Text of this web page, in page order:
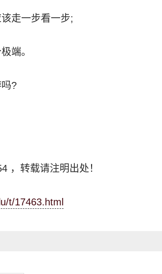
走一步看一步;
端。
?
，转载请注明出处！
t/17463.html